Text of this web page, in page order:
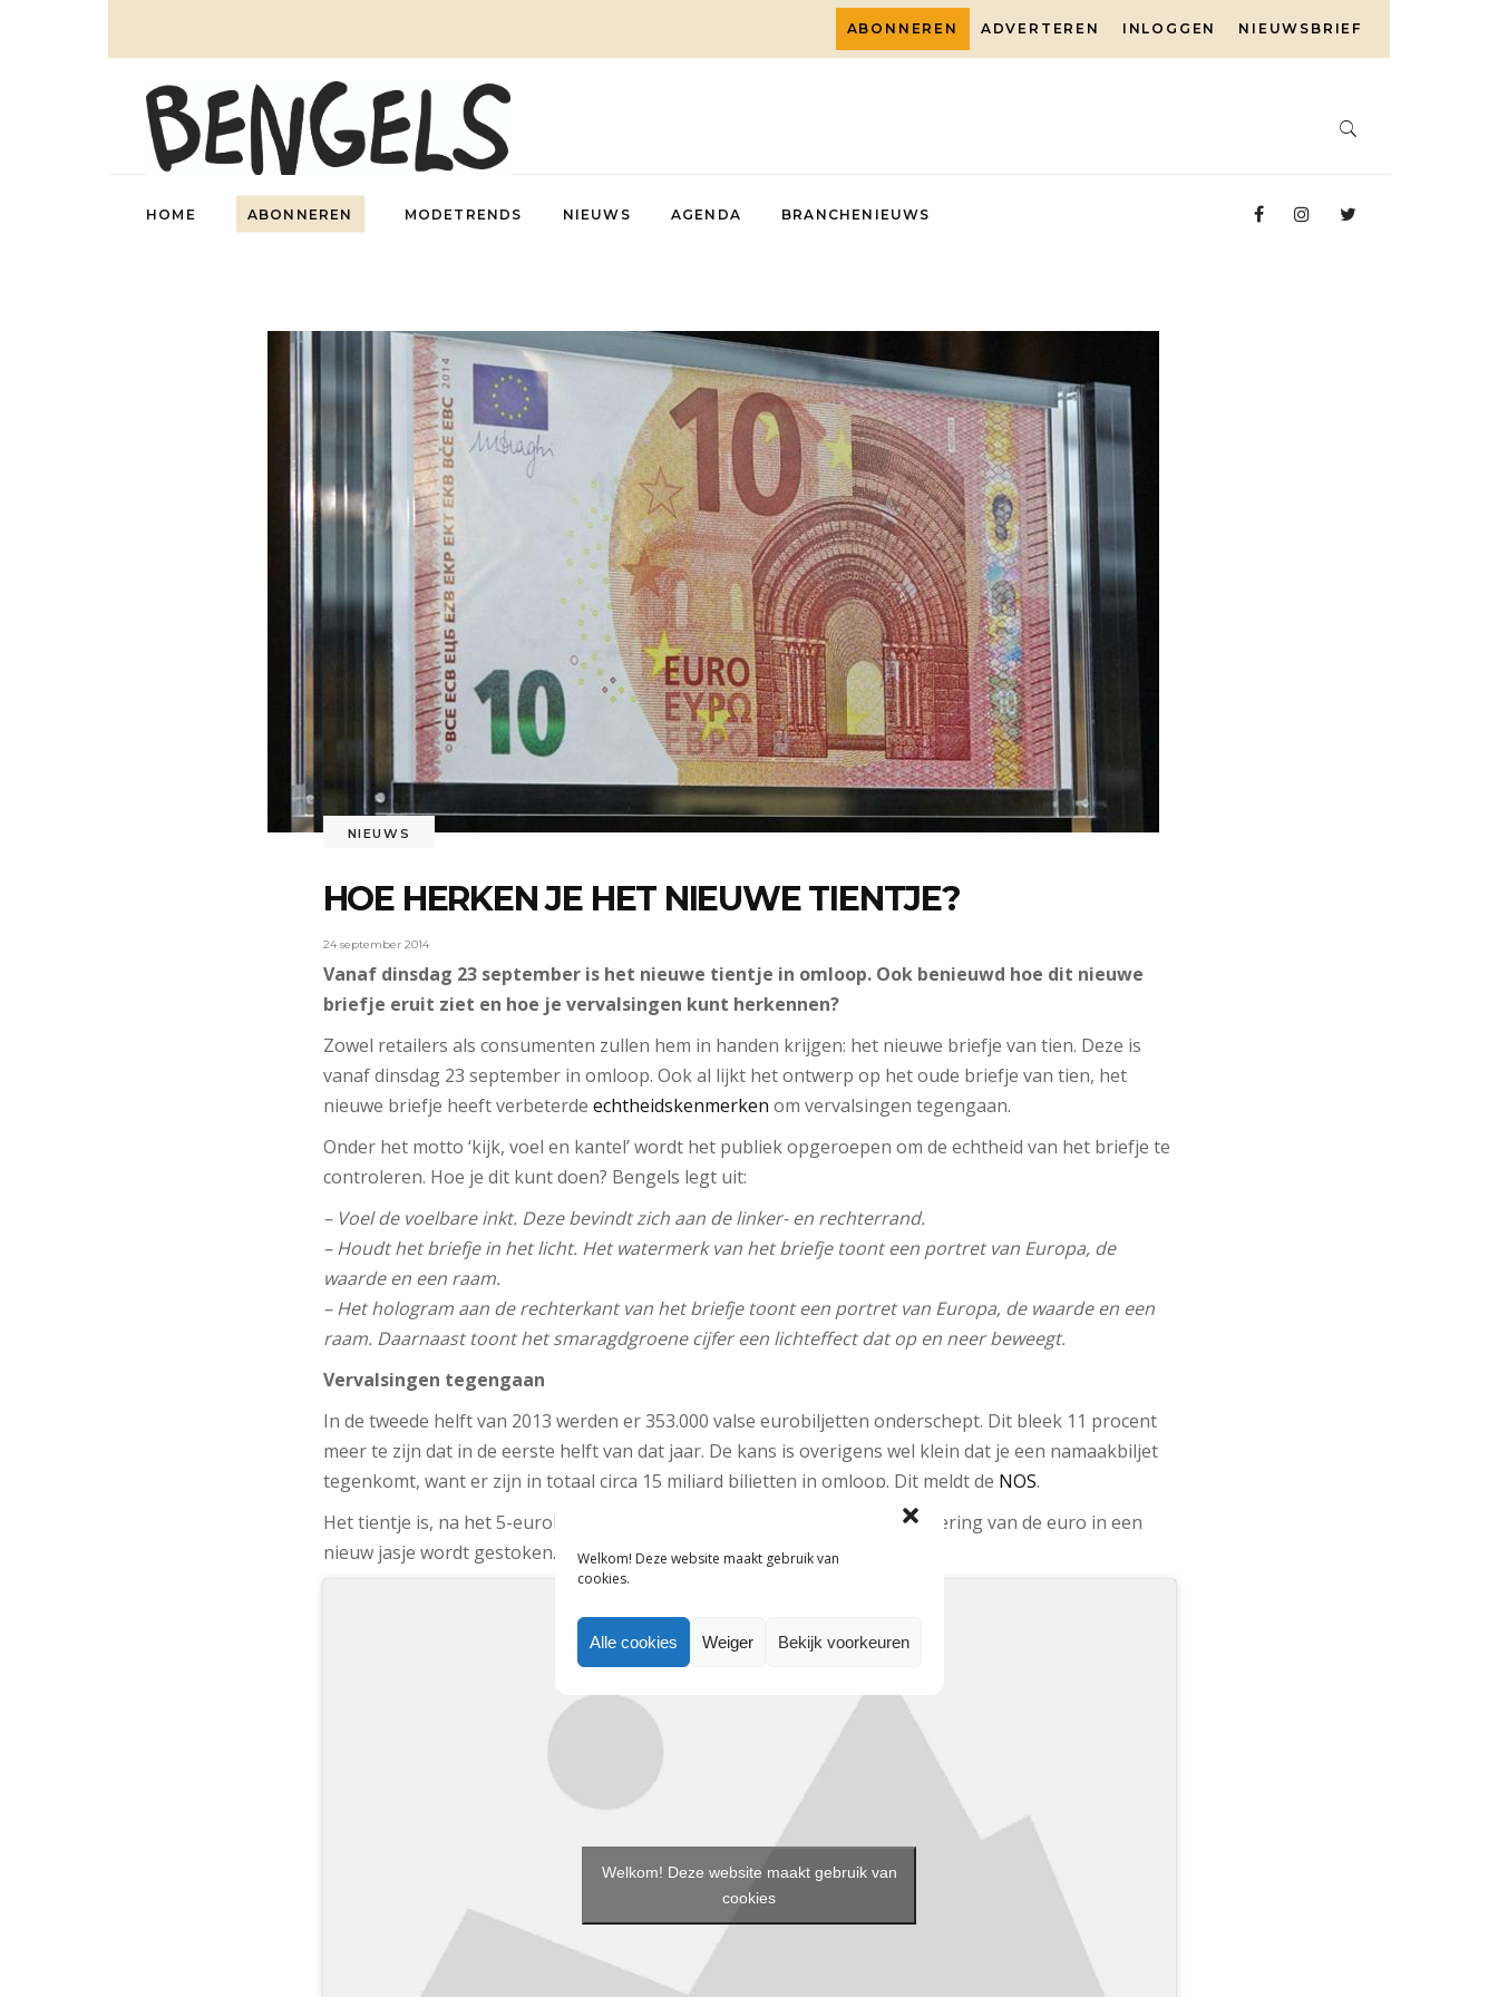
Welkom! Deze website maakt gebruik van
cookies.
Alle cookies Weiger Bekijk voorkeuren
ABONNEREN ADVERTEREN INLOGGEN NIEUWSBRIEF
HOME ABONNEREN MODETRENDS NIEUWS AGENDA BRANCHENIEUWS
NIEUWS
HOE HERKEN JE HET NIEUWE TIENTJE?
24 september 2014
Vanaf dinsdag 23 september is het nieuwe tientje in omloop. Ook benieuwd hoe dit nieuwe
briefje eruit ziet en hoe je vervalsingen kunt herkennen?
Zowel retailers als consumenten zullen hem in handen krijgen: het nieuwe briefje van tien. Deze is
vanaf dinsdag 23 september in omloop. Ook al lijkt het ontwerp op het oude briefje van tien, het
nieuwe briefje heeft verbeterde echtheidskenmerken om vervalsingen tegengaan.
Onder het motto ‘kijk, voel en kantel’ wordt het publiek opgeroepen om de echtheid van het briefje te
controleren. Hoe je dit kunt doen? Bengels legt uit:
– Voel de voelbare inkt. Deze bevindt zich aan de linker- en rechterrand.
– Houdt het briefje in het licht. Het watermerk van het briefje toont een portret van Europa, de
waarde en een raam.
– Het hologram aan de rechterkant van het briefje toont een portret van Europa, de waarde en een
raam. Daarnaast toont het smaragdgroene cijfer een lichteffect dat op en neer beweegt.
Vervalsingen tegengaan
In de tweede helft van 2013 werden er 353.000 valse eurobiljetten onderschept. Dit bleek 11 procent
meer te zijn dat in de eerste helft van dat jaar. De kans is overigens wel klein dat je een namaakbiljet
tegenkomt, want er zijn in totaal circa 15 miljard biljetten in omloop. Dit meldt de NOS.
Het tientje is, na het 5-eurobiljet, het tweede eurobriefje dat sinds de invoering van de euro in een
nieuw jasje wordt gestoken.
Welkom! Deze website maakt gebruik van
cookies